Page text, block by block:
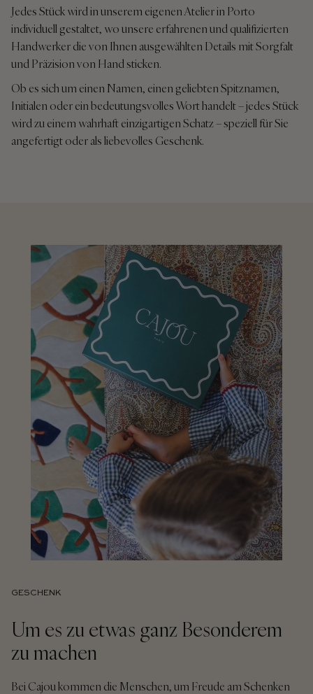
Jedes Stück wird in unserem eigenen Atelier in Porto
individuell gestaltet, wo unsere erfahrenen und qualifizierten
Handwerker die von Ihnen ausgewählten Details mit Sorgfalt
und Präzision von Hand sticken.
Ob es sich um einen Namen, einen geliebten Spitznamen,
Initialen oder ein bedeutungsvolles Wort handelt – jedes Stück
wird zu einem wahrhaft einzigartigen Schatz – speziell für Sie
angefertigt oder als liebevolles Geschenk.
GESCHENK
Um es zu etwas ganz Besonderem
zu machen
Bei Cajou kommen die Menschen, um Freude am Schenken